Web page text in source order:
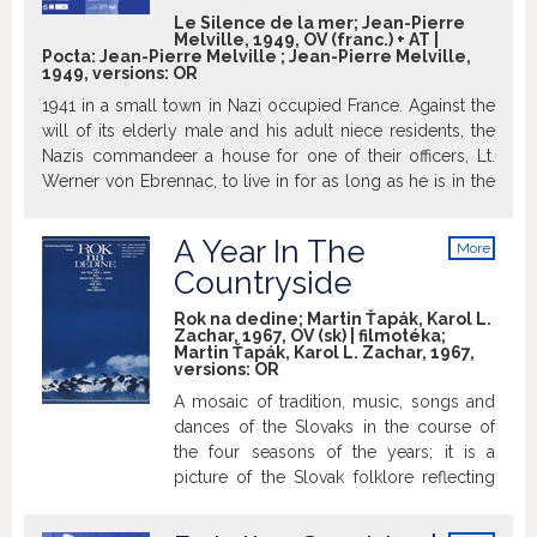
shortly after the film was completed.
>filmovyprehled.cz
Le Silence de la mer; Jean-Pierre
Melville, 1949, OV (franc.) + AT |
Pocta: Jean-Pierre Melville ; Jean-Pierre Melville,
1949, versions: OR
1941 in a small town in Nazi occupied France. Against the
will of its elderly male and his adult niece residents, the
Nazis commandeer a house for one of their officers, Lt.
Werner von Ebrennac, to live in for as long as he is in the
niece do whatever is required of them while the officer is
in their house, however they do not acknowledge his
presence, living largely in silence whenever he is around.
The officer treats the housing situation with care, like he is
a guest. Although not a nightly occurrence, the officer
begins an evening routine with his reluctant hosts: in his
civilian clothes, he knocks on the door of the room in
which they have convened for the evening, walking in
shortly thereafter knowing that no acknowledgment will
be made for him to enter, he visits with them for no more
More
A Year In The
Countryside
Rok na dedine; Martin Ťapák, Karol L.
Zachar, 1967, OV (sk) | filmotéka;
Martin Ťapák, Karol L. Zachar, 1967,
versions: OR
A mosaic of tradition, music, songs and
dances of the Slovaks in the course of
the four seasons of the years; it is a
picture of the Slovak folklore reflecting